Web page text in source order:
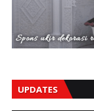
UPDATES